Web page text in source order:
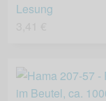
Lesung